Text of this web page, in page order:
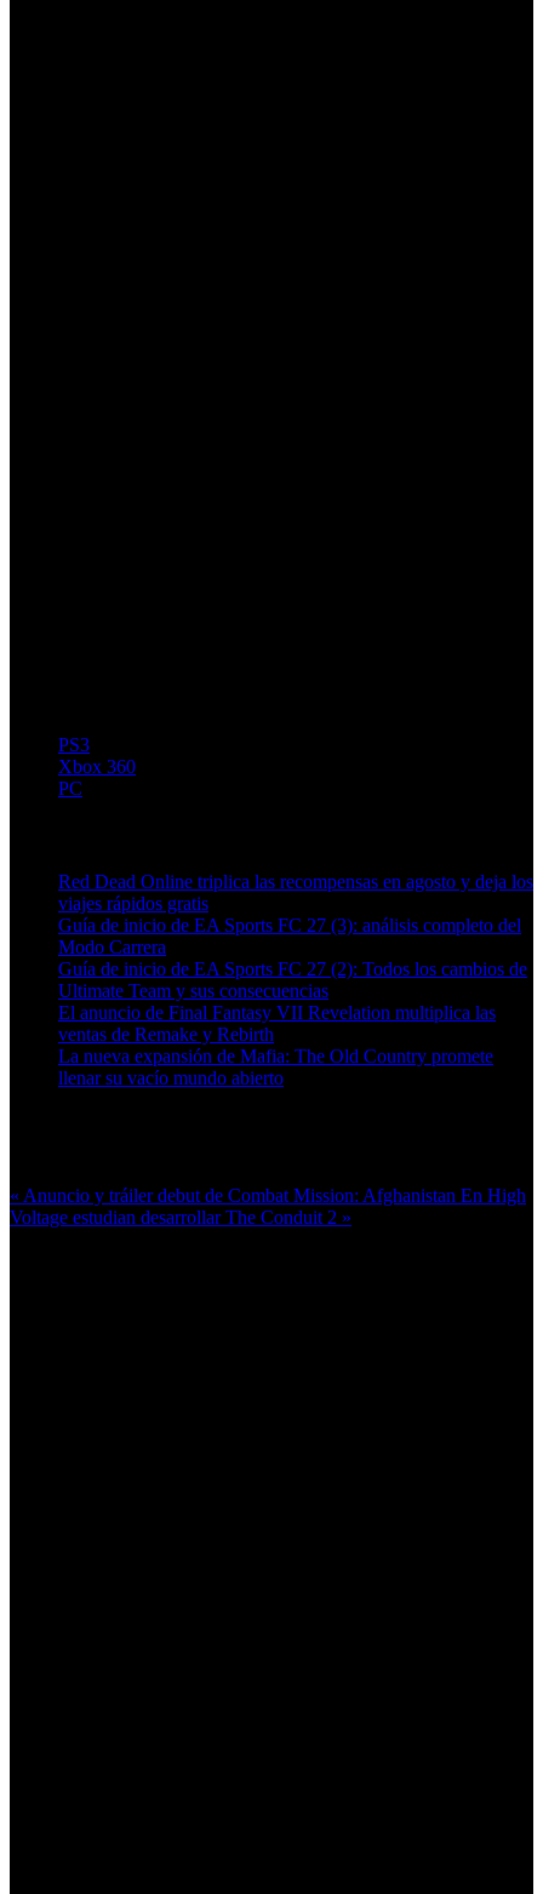
PS3
Xbox 360
PC
Red Dead Online triplica las recompensas en agosto y deja los
viajes rápidos gratis
Guía de inicio de EA Sports FC 27 (3): análisis completo del
Modo Carrera
Guía de inicio de EA Sports FC 27 (2): Todos los cambios de
Ultimate Team y sus consecuencias
El anuncio de Final Fantasy VII Revelation multiplica las
ventas de Remake y Rebirth
La nueva expansión de Mafia: The Old Country promete
llenar su vacío mundo abierto
« Anuncio y tráiler debut de Combat Mission: Afghanistan En High
Voltage estudian desarrollar The Conduit 2 »